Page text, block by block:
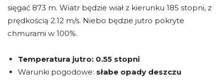
sięgać 873 m. Wiatr będzie wiał z kierunku 185 stopni, z
prędkością 2.12 m/s. Niebo będzie jutro pokryte
chmurami w 100%.
Temperatura jutro: 0.55 stopni
Warunki pogodowe: słabe opady deszczu